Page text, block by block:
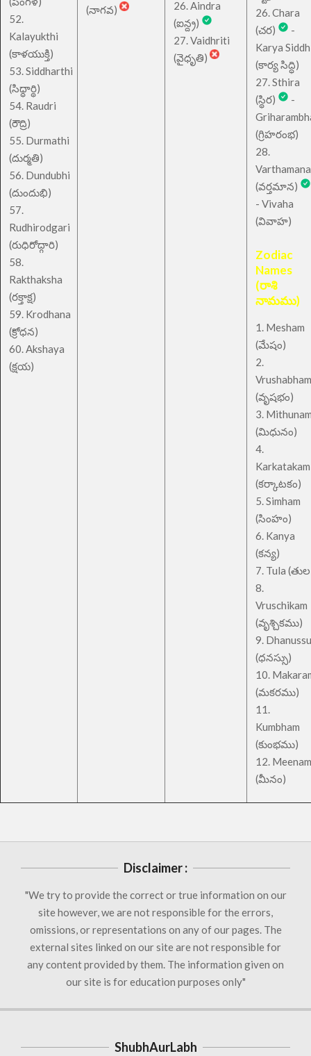
52.
Kalayukthi
(కాళయుక్తి)
53. Siddharthi
(సిధ్ధార్థి)
54. Raudri
(రౌద్రి)
55. Durmathi
(దుర్మతి)
56. Dundubhi
(దుందుభి)
57.
Rudhirodgari
(రుధిరోద్గారి)
58.
Rakthaksha
(రక్తాక్ష)
59. Krodhana
(క్రోధన)
60. Akshaya
(క్షయ)
(నాగవ)
26. Aindra
(ఐన్ద్ర)
27. Vaidhriti
(వైధృతి)
26. Chara
(చర)
-
Karya
(కార్య సిద్ధి)
27. Sthira
(స్థిర)
-
(గ్రిహరంభ)
28.
Varthamana
(వర్తమాన)
- Vivaha
(వివాహ)
Zodiac
Names
(రాశి
నామము)
1. Mesham
(మేషం)
2.
Vrushabham
(వృషభం)
3.
(మిధునం)
4.
Karkatakam
(కర్కాటకం)
5. Simham
(సింహం)
6. Kanya
(కన్య)
7. Tula
8.
Vruschikam
(వృశ్చికము)
9. Dhanussu
(ధనస్సు)
10.
(మకరము)
11.
Kumbham
(కుంభము)
12. Meenam
(మీనం)
Disclaimer :
"We try to provide the correct or true information on our
site however, we are not responsible for the errors,
omissions, or representations on any of our pages. The
external sites linked on our site are not responsible for
any content provided by them. The information given on
our site is for education purposes only"
ShubhAurLabh